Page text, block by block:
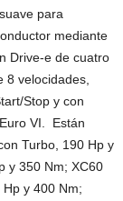
para
mediante
Drive-e de cuatro
8 velocidades,
Stop y con
VI. Están
Turbo, 190 Hp y
y 350 Nm; XC60
y 400 Nm;